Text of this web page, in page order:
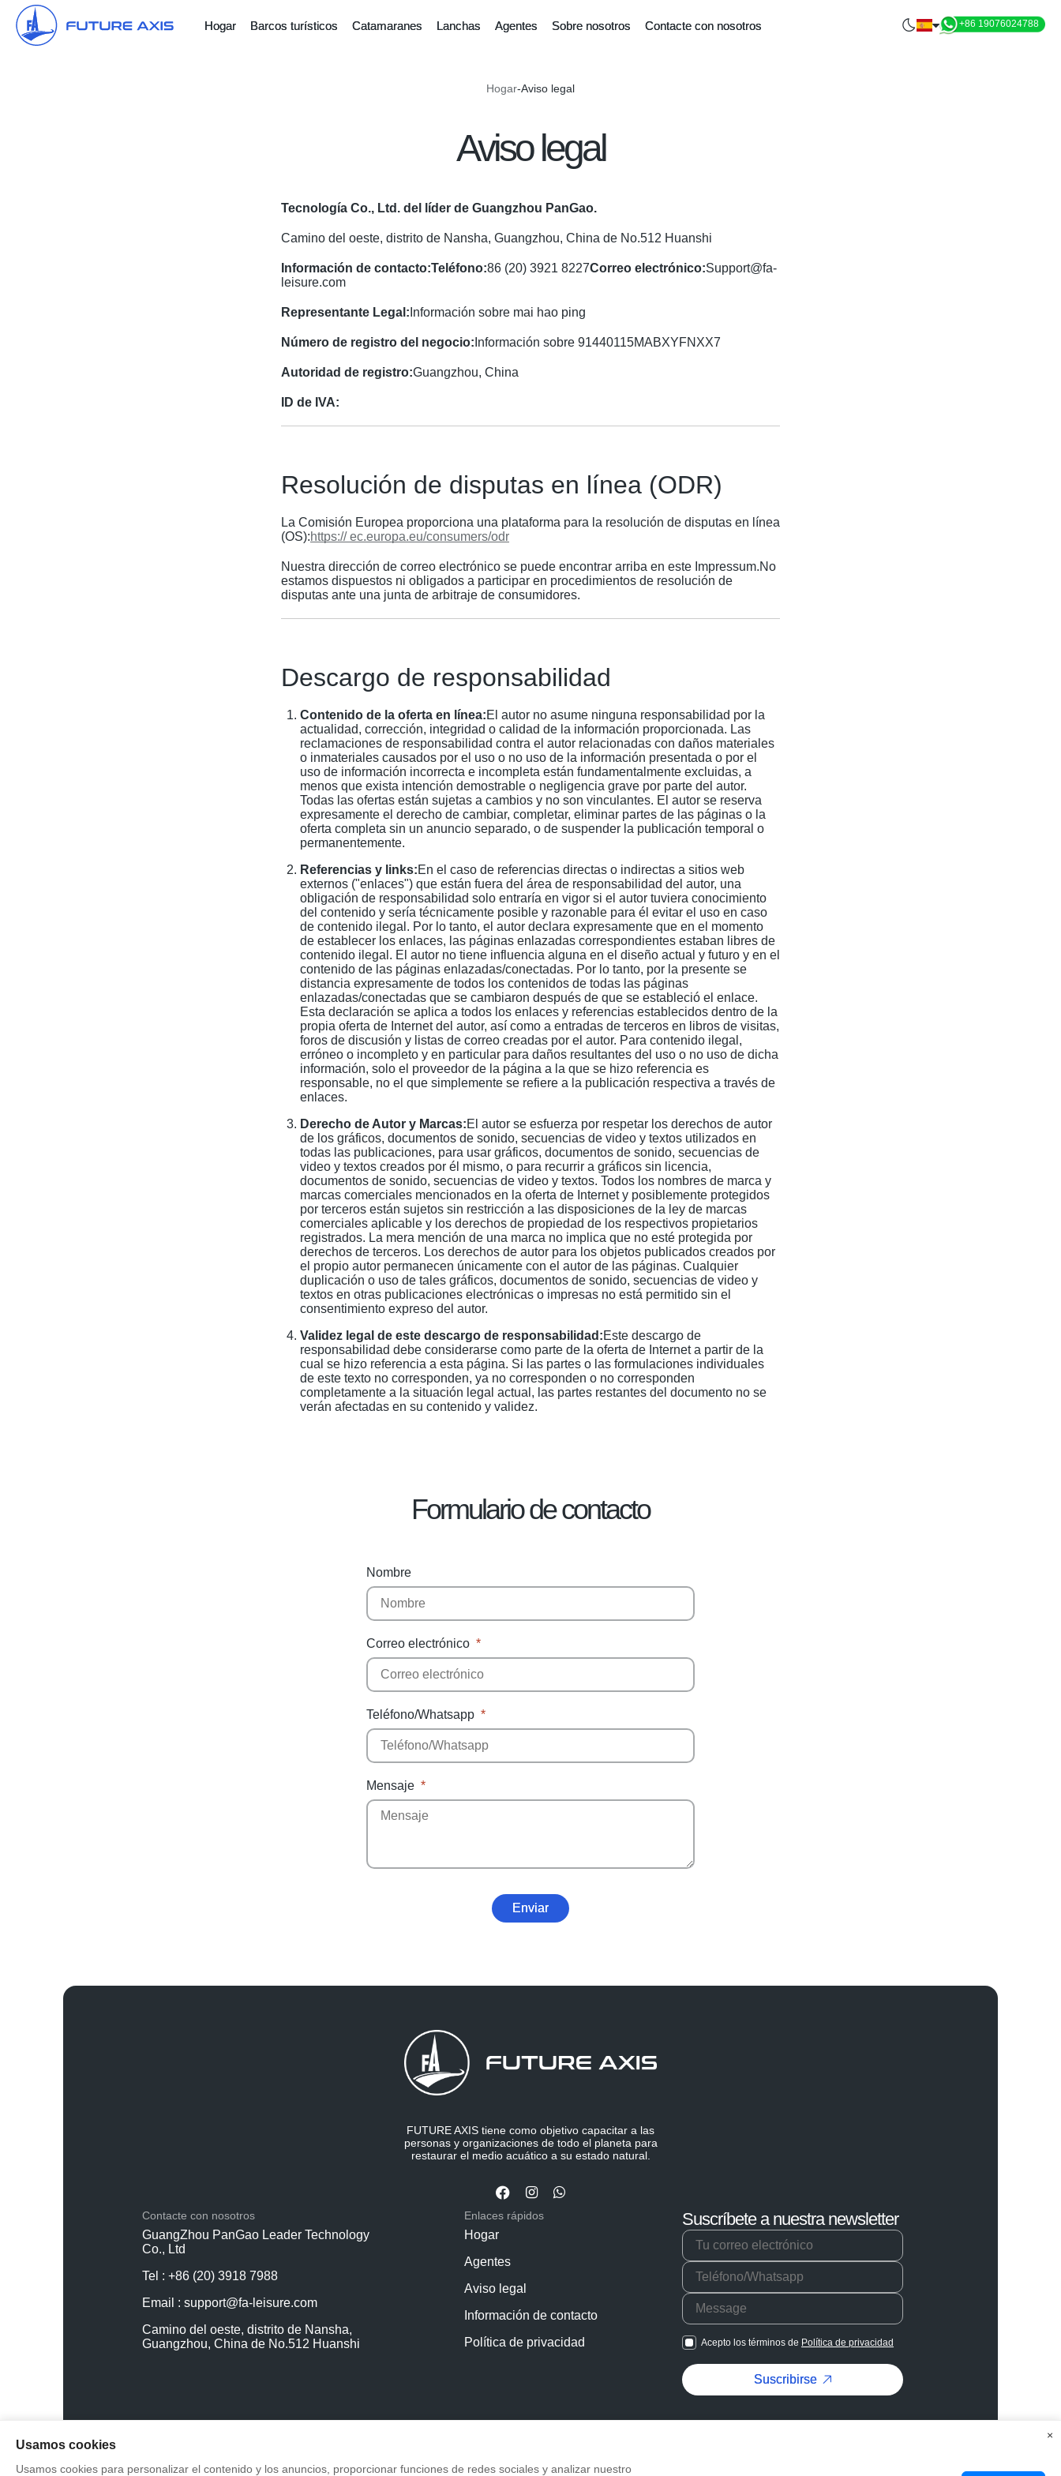
Hogar Barcos turísticos Catamaranes Lanchas Agentes Sobre nosotros Contacte con nosotros +86 19076024788
Hogar-Aviso legal
Aviso legal
Tecnología Co., Ltd. del líder de Guangzhou PanGao.
Camino del oeste, distrito de Nansha, Guangzhou, China de No.512 Huanshi
Información de contacto:Teléfono:86 (20) 3921 8227Correo electrónico:Support@fa-
leisure.com
Representante Legal: Información sobre mai hao ping
Número de registro del negocio: Información sobre 91440115MABXYFNXX7
Autoridad de registro:Guangzhou, China
ID de IVA:
Resolución de disputas en línea (ODR)
La Comisión Europea proporciona una plataforma para la resolución de disputas en línea
(OS):https:// ec.europa.eu/consumers/odr
Nuestra dirección de correo electrónico se puede encontrar arriba en este Impressum.No
estamos dispuestos ni obligados a participar en procedimientos de resolución de
disputas ante una junta de arbitraje de consumidores.
Descargo de responsabilidad
Contenido de la oferta en línea:El autor no asume ninguna responsabilidad por la
actualidad, corrección, integridad o calidad de la información proporcionada. Las
reclamaciones de responsabilidad contra el autor relacionadas con daños materiales
o inmateriales causados por el uso o no uso de la información presentada o por el
uso de información incorrecta e incompleta están fundamentalmente excluidas, a
menos que exista intención demostrable o negligencia grave por parte del autor.
Todas las ofertas están sujetas a cambios y no son vinculantes. El autor se reserva
expresamente el derecho de cambiar, completar, eliminar partes de las páginas o la
oferta completa sin un anuncio separado, o de suspender la publicación temporal o
permanentemente.
Referencias y links:En el caso de referencias directas o indirectas a sitios web
externos ("enlaces") que están fuera del área de responsabilidad del autor, una
obligación de responsabilidad solo entraría en vigor si el autor tuviera conocimiento
del contenido y sería técnicamente posible y razonable para él evitar el uso en caso
de contenido ilegal. Por lo tanto, el autor declara expresamente que en el momento
de establecer los enlaces, las páginas enlazadas correspondientes estaban libres de
contenido ilegal. El autor no tiene influencia alguna en el diseño actual y futuro y en el
contenido de las páginas enlazadas/conectadas. Por lo tanto, por la presente se
distancia expresamente de todos los contenidos de todas las páginas
enlazadas/conectadas que se cambiaron después de que se estableció el enlace.
Esta declaración se aplica a todos los enlaces y referencias establecidos dentro de la
propia oferta de Internet del autor, así como a entradas de terceros en libros de visitas,
foros de discusión y listas de correo creadas por el autor. Para contenido ilegal,
erróneo o incompleto y en particular para daños resultantes del uso o no uso de dicha
información, solo el proveedor de la página a la que se hizo referencia es
responsable, no el que simplemente se refiere a la publicación respectiva a través de
enlaces.
Derecho de Autor y Marcas:El autor se esfuerza por respetar los derechos de autor
de los gráficos, documentos de sonido, secuencias de video y textos utilizados en
todas las publicaciones, para usar gráficos, documentos de sonido, secuencias de
video y textos creados por él mismo, o para recurrir a gráficos sin licencia,
documentos de sonido, secuencias de video y textos. Todos los nombres de marca y
marcas comerciales mencionados en la oferta de Internet y posiblemente protegidos
por terceros están sujetos sin restricción a las disposiciones de la ley de marcas
comerciales aplicable y los derechos de propiedad de los respectivos propietarios
registrados. La mera mención de una marca no implica que no esté protegida por
derechos de terceros. Los derechos de autor para los objetos publicados creados por
el propio autor permanecen únicamente con el autor de las páginas. Cualquier
duplicación o uso de tales gráficos, documentos de sonido, secuencias de video y
textos en otras publicaciones electrónicas o impresas no está permitido sin el
consentimiento expreso del autor.
Validez legal de este descargo de responsabilidad:Este descargo de
responsabilidad debe considerarse como parte de la oferta de Internet a partir de la
cual se hizo referencia a esta página. Si las partes o las formulaciones individuales
de este texto no corresponden, ya no corresponden o no corresponden
completamente a la situación legal actual, las partes restantes del documento no se
verán afectadas en su contenido y validez.
Formulario de contacto
Nombre
Correo electrónico
Teléfono/Whatsapp
Mensaje
Enviar
FUTURE AXIS tiene como objetivo capacitar a las
personas y organizaciones de todo el planeta para
restaurar el medio acuático a su estado natural.
Contacte con nosotros
GuangZhou PanGao Leader Technology
Co., Ltd
Tel : +86 (20) 3918 7988
Email : support@fa-leisure.com
Camino del oeste, distrito de Nansha,
Guangzhou, China de No.512 Huanshi
Enlaces rápidos
Hogar
Agentes
Aviso legal
Información de contacto
Política de privacidad
Suscríbete a nuestra newsletter
Acepto los términos de Política de privacidad
Suscribirse
Usamos cookies
Usamos cookies para personalizar el contenido y los anuncios, proporcionar funciones de redes sociales y analizar nuestro
×